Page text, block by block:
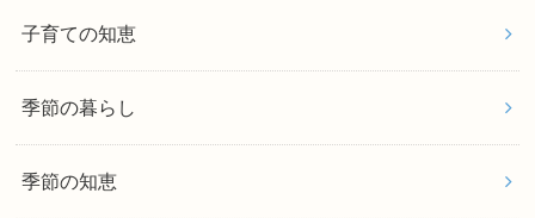
子育ての知恵
季節の暮らし
季節の知恵